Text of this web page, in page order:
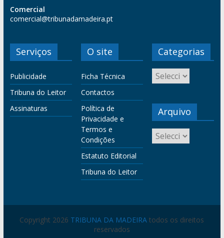
Comercial
comercial@tribunadamadeira.pt
Serviços
Publicidade
Tribuna do Leitor
Assinaturas
O site
Ficha Técnica
Contactos
Política de
Privacidade e
Termos e
Condições
Estatuto Editorial
Tribuna do Leitor
Categorias
Arquivo
Copyright 2026 TRIBUNA DA MADEIRA todos os direitos
reservados